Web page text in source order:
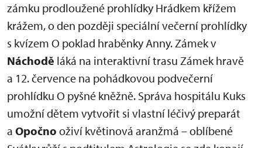
zámku prodloužené prohlídky Hrádkem křížem
krážem, o den později speciální večerní prohlídky
s kvízem O poklad hraběnky Anny. Zámek v
Náchodě láká na interaktivní trasu Zámek hravě
a 12. července na pohádkovou podvečerní
prohlídku O pyšné kněžně. Správa hospitálu Kuks
umožní dětem vytvořit si vlastní léčivý preparát
a Opočno oživí květinová aranžmá – oblíbené